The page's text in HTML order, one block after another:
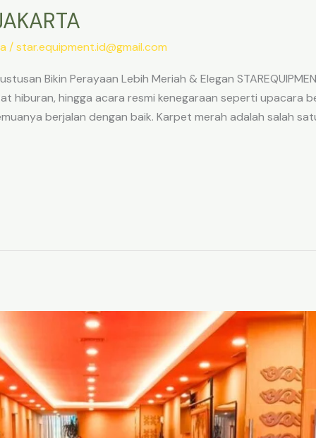
/star.equipment.id@gmail.com
Bikin Perayaan Lebih Meriah & Elegan
hiburan, hingga acara resmi kenegaraan seperti upacara
berjalan dengan baik. Karpet merah adalah salah